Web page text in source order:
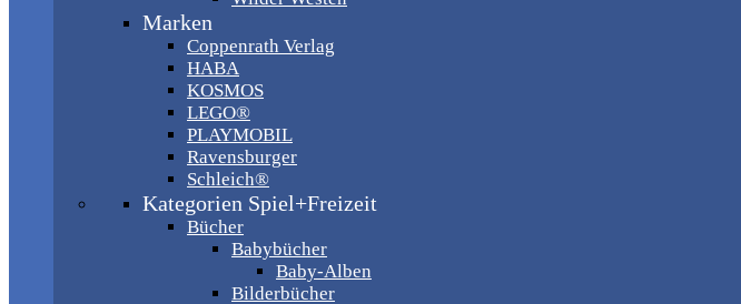
Marken
Coppenrath Verlag
HABA
KOSMOS
LEGO®
PLAYMOBIL
Ravensburger
Schleich®
Kategorien Spiel+Freizeit
Bücher
Babybücher
Baby-Alben
Bilderbücher